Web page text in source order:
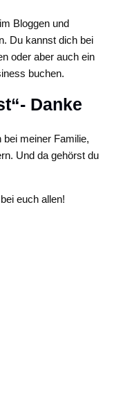
Bloggen und
Du kannst dich bei
oder aber auch ein
buchen.
Danke
meiner Familie,
Und da gehörst du